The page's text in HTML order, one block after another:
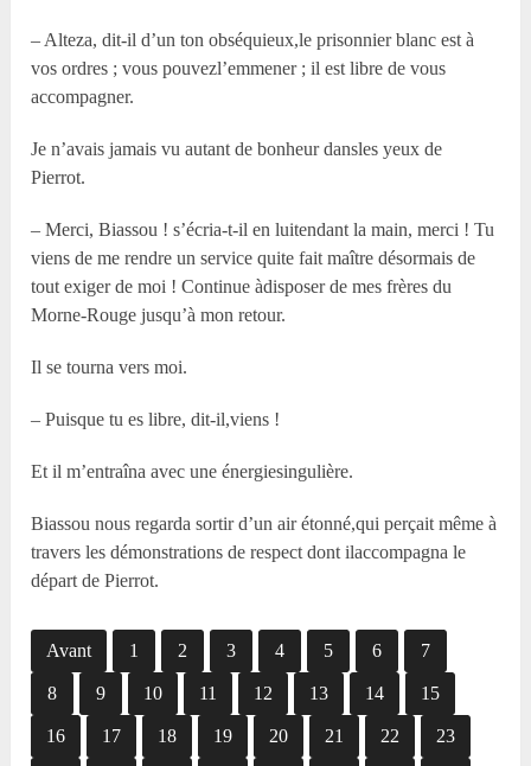
– Alteza, dit-il d’un ton obséquieux,le prisonnier blanc est à
vos ordres ; vous pouvezl’emmener ; il est libre de vous
accompagner.
Je n’avais jamais vu autant de bonheur dansles yeux de
Pierrot.
– Merci, Biassou ! s’écria-t-il en luitendant la main, merci ! Tu
viens de me rendre un service quite fait maître désormais de
tout exiger de moi ! Continue àdisposer de mes frères du
Morne-Rouge jusqu’à mon retour.
Il se tourna vers moi.
– Puisque tu es libre, dit-il,viens !
Et il m’entraîna avec une énergiesingulière.
Biassou nous regarda sortir d’un air étonné,qui perçait même à
travers les démonstrations de respect dont ilaccompagna le
départ de Pierrot.
Avant 1 2 3 4 5 6 7
8 9 10 11 12 13 14 15
16 17 18 19 20 21 22 23